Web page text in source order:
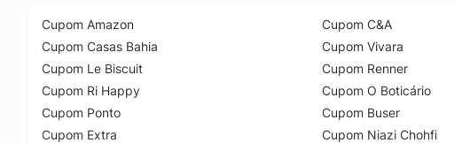
Cupom Amazon
Cupom Casas Bahia
Cupom Le Biscuit
Cupom Ri Happy
Cupom Ponto
Cupom Extra
Cupom C&A
Cupom Vivara
Cupom Renner
Cupom O Boticário
Cupom Buser
Cupom Niazi Chohfi